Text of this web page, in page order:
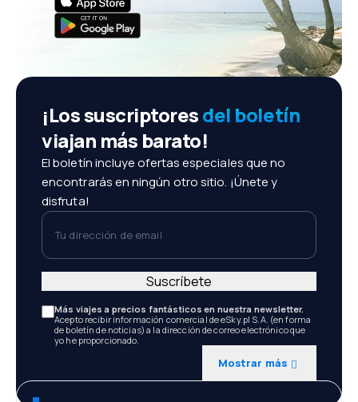
¡Los suscriptoresdel boletín
viajan más barato!
El boletín incluye ofertas especiales que no
encontrarás en ningún otro sitio. ¡Únete y
disfruta!
Tu dirección de email
Más viajes a precios fantásticos en nuestra newsletter.
Acepto recibir información comercial de eSky.pl S.A. (en forma
de boletín de noticias) a la dirección de correo electrónico que
yo he proporcionado.
Mostrar más
Suscríbete